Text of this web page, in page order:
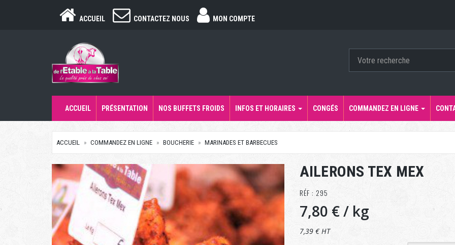
ACCUEIL CONTACTEZ NOUS MON COMPTE
ACCUEIL PRÉSENTATION NOS BUFFETS FROIDS INFOS ET HORAIRES CONGÉS COMMANDEZ EN LIGNE
ACCUEIL COMMANDEZ EN LIGNE BOUCHERIE MARINADES ET BARBECUES
AILERONS TEX MEX
RÉF : 295
7,80 €/ kg
7,39 € HT